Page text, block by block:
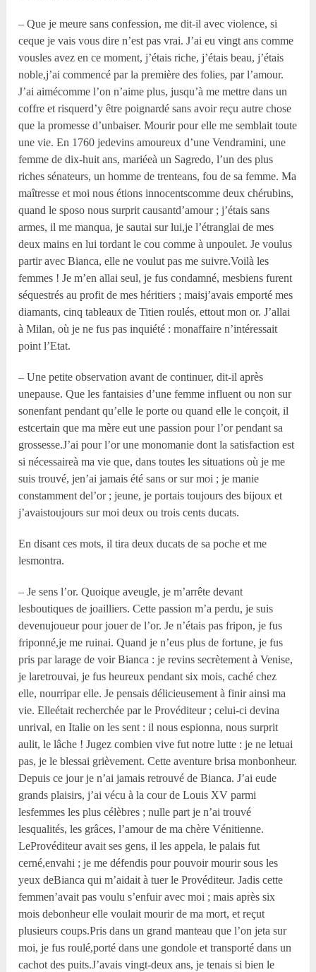
– Que je meure sans confession, me dit-il avec violence, si
ceque je vais vous dire n’est pas vrai. J’ai eu vingt ans comme
vousles avez en ce moment, j’étais riche, j’étais beau, j’étais
noble,j’ai commencé par la première des folies, par l’amour.
J’ai aimécomme l’on n’aime plus, jusqu’à me mettre dans un
coffre et risquerd’y être poignardé sans avoir reçu autre chose
que la promesse d’unbaiser. Mourir pour elle me semblait toute
une vie. En 1760 jedevins amoureux d’une Vendramini, une
femme de dix-huit ans, mariéeà un Sagredo, l’un des plus
riches sénateurs, un homme de trenteans, fou de sa femme. Ma
maîtresse et moi nous étions innocentscomme deux chérubins,
quand le sposo nous surprit causantd’amour ; j’étais sans
armes, il me manqua, je sautai sur lui,je l’étranglai de mes
deux mains en lui tordant le cou comme à unpoulet. Je voulus
partir avec Bianca, elle ne voulut pas me suivre.Voilà les
femmes ! Je m’en allai seul, je fus condamné, mesbiens furent
séquestrés au profit de mes héritiers ; maisj’avais emporté mes
diamants, cinq tableaux de Titien roulés, ettout mon or. J’allai
à Milan, où je ne fus pas inquiété : monaffaire n’intéressait
point l’Etat.
– Une petite observation avant de continuer, dit-il après
unepause. Que les fantaisies d’une femme influent ou non sur
sonenfant pendant qu’elle le porte ou quand elle le conçoit, il
estcertain que ma mère eut une passion pour l’or pendant sa
grossesse.J’ai pour l’or une monomanie dont la satisfaction est
si nécessaireà ma vie que, dans toutes les situations où je me
suis trouvé, jen’ai jamais été sans or sur moi ; je manie
constamment del’or ; jeune, je portais toujours des bijoux et
j’avaistoujours sur moi deux ou trois cents ducats.
En disant ces mots, il tira deux ducats de sa poche et me
lesmontra.
– Je sens l’or. Quoique aveugle, je m’arrête devant
lesboutiques de joailliers. Cette passion m’a perdu, je suis
devenujoueur pour jouer de l’or. Je n’étais pas fripon, je fus
friponné,je me ruinai. Quand je n’eus plus de fortune, je fus
pris par larage de voir Bianca : je revins secrètement à Venise,
je laretrouvai, je fus heureux pendant six mois, caché chez
elle, nourripar elle. Je pensais délicieusement à finir ainsi ma
vie. Elleétait recherchée par le Provéditeur ; celui-ci devina
unrival, en Italie on les sent : il nous espionna, nous surprit
aulit, le lâche ! Jugez combien vive fut notre lutte : je ne letuai
pas, je le blessai grièvement. Cette aventure brisa monbonheur.
Depuis ce jour je n’ai jamais retrouvé de Bianca. J’ai eude
grands plaisirs, j’ai vécu à la cour de Louis XV parmi
lesfemmes les plus célèbres ; nulle part je n’ai trouvé
lesqualités, les grâces, l’amour de ma chère Vénitienne.
LeProvéditeur avait ses gens, il les appela, le palais fut
cerné,envahi ; je me défendis pour pouvoir mourir sous les
yeux deBianca qui m’aidait à tuer le Provéditeur. Jadis cette
femmen’avait pas voulu s’enfuir avec moi ; mais après six
mois debonheur elle voulait mourir de ma mort, et reçut
plusieurs coups.Pris dans un grand manteau que l’on jeta sur
moi, je fus roulé,porté dans une gondole et transporté dans un
cachot des puits.J’avais vingt-deux ans, je tenais si bien le